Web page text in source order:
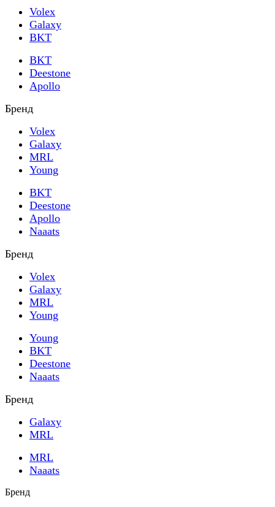
Volex
Galaxy
BKT
BKT
Deestone
Apollo
Бренд
Volex
Galaxy
MRL
Young
BKT
Deestone
Apollo
Naaats
Бренд
Volex
Galaxy
MRL
Young
Young
BKT
Deestone
Naaats
Бренд
Galaxy
MRL
MRL
Naaats
Бренд